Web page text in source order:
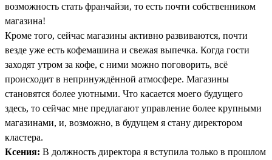
возможность стать франчайзи, то есть почти собственником
магазина!
Кроме того, сейчас магазины активно развиваются, почти
везде уже есть кофемашина и свежая выпечка. Когда гости
заходят утром за кофе, с ними можно поговорить, всё
происходит в непринуждённой атмосфере. Магазины
становятся более уютными. Что касается моего будущего
здесь, то сейчас мне предлагают управление более крупными
магазинами, и, возможно, в будущем я стану директором
кластера.
Ксения: В должность директора я вступила только в прошлом